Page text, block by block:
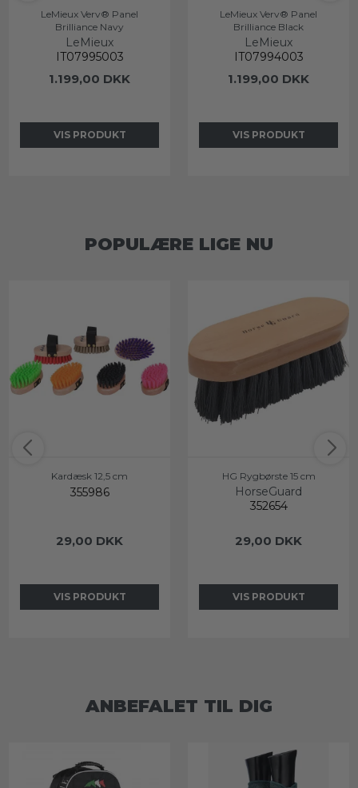
LeMieux Verv® Panel
Brilliance Navy
LeMieux
IT07995003
1.199,00 DKK
VIS PRODUKT
LeMieux Verv® Panel
Brilliance Black
LeMieux
IT07994003
1.199,00 DKK
VIS PRODUKT
POPULÆRE LIGE NU
Kardæsk 12,5 cm
355986
29,00 DKK
VIS PRODUKT
HG Rygbørste 15 cm
HorseGuard
352654
29,00 DKK
VIS PRODUKT
ANBEFALET TIL DIG